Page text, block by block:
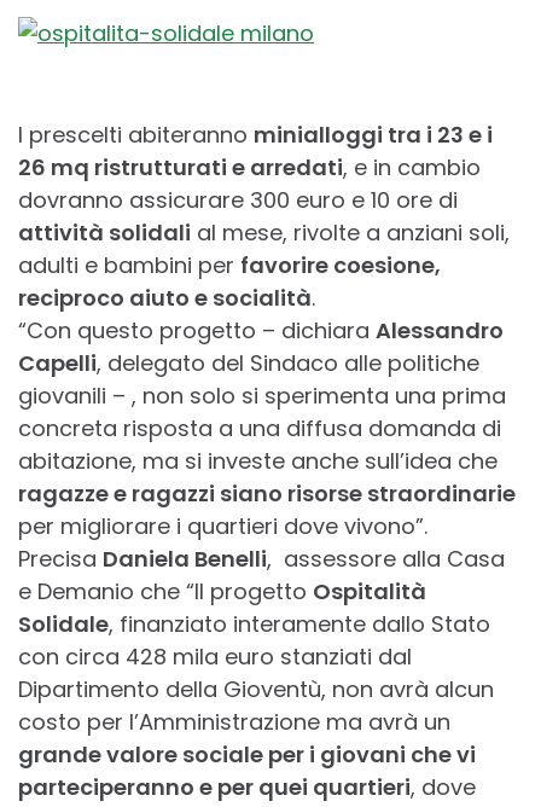
I prescelti abiteranno minialloggi tra i 23 e i
26 mq ristrutturati e arredati, e in cambio
dovranno assicurare 300 euro e 10 ore di
attività solidali al mese, rivolte a anziani soli,
adulti e bambini per favorire coesione,
reciproco aiuto e socialità.
“Con questo progetto – dichiara Alessandro
Capelli, delegato del Sindaco alle politiche
giovanili – , non solo si sperimenta una prima
concreta risposta a una diffusa domanda di
abitazione, ma si investe anche sull’idea che
ragazze e ragazzi siano risorse straordinarie
per migliorare i quartieri dove vivono”.
Precisa Daniela Benelli, assessore alla Casa
e Demanio che “Il progetto Ospitalità
Solidale, finanziato interamente dallo Stato
con circa 428 mila euro stanziati dal
Dipartimento della Gioventù, non avrà alcun
costo per l’Amministrazione ma avrà un
grande valore sociale per i giovani che vi
parteciperanno e per quei quartieri, dove